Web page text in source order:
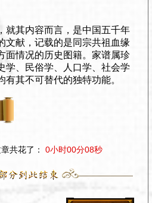
就其内容而言，是中国五千年
文献，记载的是同宗共祖血缘
面情况的历史图籍。家谱属珍
学、民俗学、人口学、社会学
其不可替代的独特功能。
共花了： 0小时00分09秒